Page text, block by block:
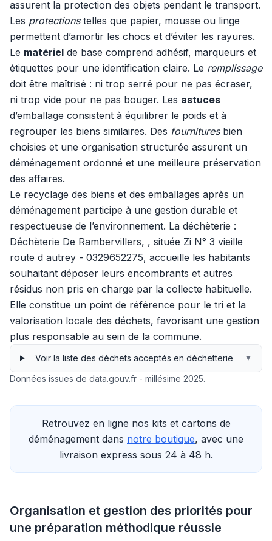
assurent la protection des objets pendant le transport.
Les protectionstelles que papier, mousse ou linge
permettent d’amortir les chocs et d’éviter les rayures.
Le matériel de base comprend adhésif, marqueurs et
étiquettes pour une identification claire. Le remplissage
doit être maîtrisé : ni trop serré pour ne pas écraser,
ni trop vide pour ne pas bouger. Les astuces
d’emballage consistent à équilibrer le poids et à
regrouper les biens similaires. Des fournituresbien
choisies et une organisation structurée assurent un
déménagement ordonné et une meilleure préservation
des affaires.
Le recyclage des biens et des emballages après un
déménagement participe à une gestion durable et
respectueuse de l’environnement. La déchèterie :
Déchèterie De Rambervillers, , située Zi N° 3 vieille
route d autrey - 0329652275, accueille les habitants
souhaitant déposer leurs encombrants et autres
résidus non pris en charge par la collecte habituelle.
Elle constitue un point de référence pour le tri et la
valorisation locale des déchets, favorisant une gestion
plus responsable au sein de la commune.
Voir la liste des déchets acceptés en déchetterie ▼
Données issues de data.gouv.fr - millésime 2025.
Retrouvez en ligne nos kits et cartons de
déménagement dans notre boutique, avec une
livraison express sous 24 à 48 h.
Organisation et gestion des priorités pour
une préparation méthodique réussie